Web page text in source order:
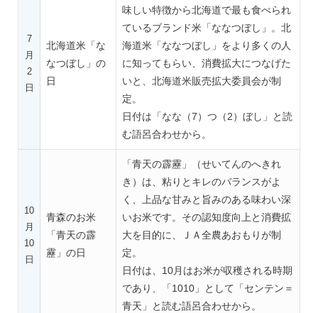
7
月
2
日
北海道米「な
なつぼし」の
日
味しい特徴から北海道で最も食べられ
ているブランド米「ななつぼし」。北
海道米「ななつぼし」をより多くの人
に知ってもらい、消費拡大につなげた
いと、北海道米販売拡大委員会が制
定。
日付は「なな（7）つ（2）ぼし」と読
む語呂合わせから。
10
月
10
日
青森のお米
「青天の霹
靂」の日
「青天の霹靂」（せいてんのへきれ
き）は、粘りとキレのバランスがよ
く、上品な甘みと旨みのある味わい深
いお米です。その認知度向上と消費拡
大を目的に、ＪＡ全農あおもりが制
定。
日付は、10月はお米が収穫される時期
であり、「1010」として「センテン＝
青天」と読む語呂合わせから。